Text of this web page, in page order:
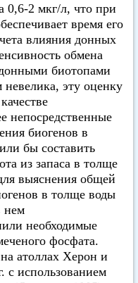
0,6-2 мкг/л, что при
время его
влияния донных
обмена
биотопами
эту оценку
непосредственные
биогенов в
бы составить
из запаса в толще
выяснения общей
в толще воды
нем
необходимые
фосфата.
атоллах Херон и
с использованием